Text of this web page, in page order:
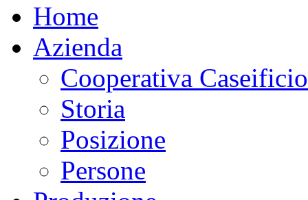
Home
Azienda
Cooperativa
Storia
Posizione
Persone